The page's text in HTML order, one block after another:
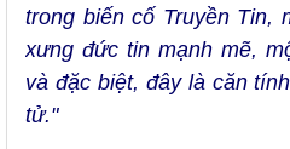
trong biến cố Truyền Tin,
xưng đức tin mạnh mẽ,
và đặc biệt, đây là căn
tử."